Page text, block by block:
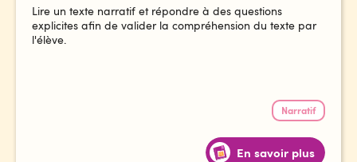
Lire un texte narratif et répondre à des questions
explicites afin de valider la compréhension du texte par
l'élève.
Narratif
En savoir plus